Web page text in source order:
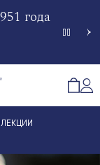
года